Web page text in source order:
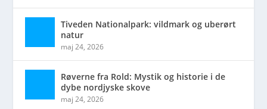
Tiveden Nationalpark: vildmark og uberørt
natur
maj 24, 2026
Røverne fra Rold: Mystik og historie i de
dybe nordjyske skove
maj 24, 2026